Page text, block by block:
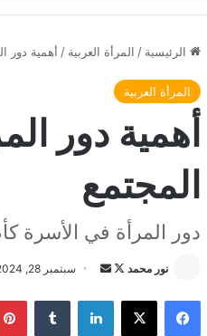
الرئيسية / المرأة العربية / أهمية دور
المرأة العربية
أهمية دور
المجتمع
دور المرأة في الأسرة
نور محمد
ت
س
سبتمبر 28, 2024
فيسبوك لينكدإن